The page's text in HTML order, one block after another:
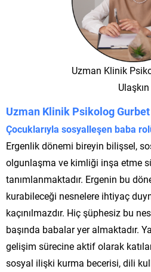
Uzman Klinik
Ulaşkın
Uzman Klinik Psikolog Gurbet
Çocuklarıyla sosyalleşen baba
Ergenlik dönemi bireyin bilişsel,
olgunlaşma ve kimliği inşa etme
tanımlanmaktadır. Ergenin bu
kurabileceği nesnelere ihtiyaç
kaçınılmazdır. Hiç şüphesiz bu
başında babalar yer almaktadır.
gelişim sürecine aktif olarak
sosyal ilişki kurma becerisi, dili